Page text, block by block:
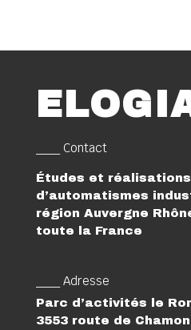
___ Contact
Études et réalisations
d’automatismes
région Auvergne
toute la France
___ Adresse
Parc d’activités le
3553 route de